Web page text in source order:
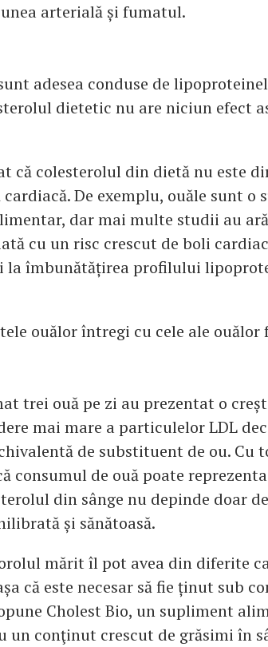
arterială și fumatul.
adesea conduse de
dietetic nu are niciun efect
că colesterolul din dietă nu este
De exemplu, ouăle sunt o
dar mai multe studii au
cu un risc crescut de boli
la îmbunătățirea profilului
ouălor întregi cu cele ale ouălor
trei ouă pe zi au prezentat o
mai mare a particulelor LDL
de substituent de ou. Cu
consumul de ouă poate
din sânge nu depinde doar
și sănătoasă.
mărit îl pot avea din diferite
că este necesar să fie ținut sub
Cholest Bio, un supliment
un conţinut crescut de grăsimi în